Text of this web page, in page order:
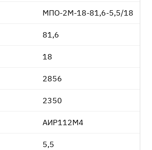
МПО-2М-18-81,6-5,5/18
81,6
18
2856
2350
АИР112М4
5,5